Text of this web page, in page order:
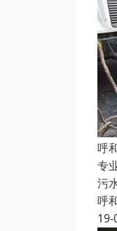
呼
专
污
呼
19-